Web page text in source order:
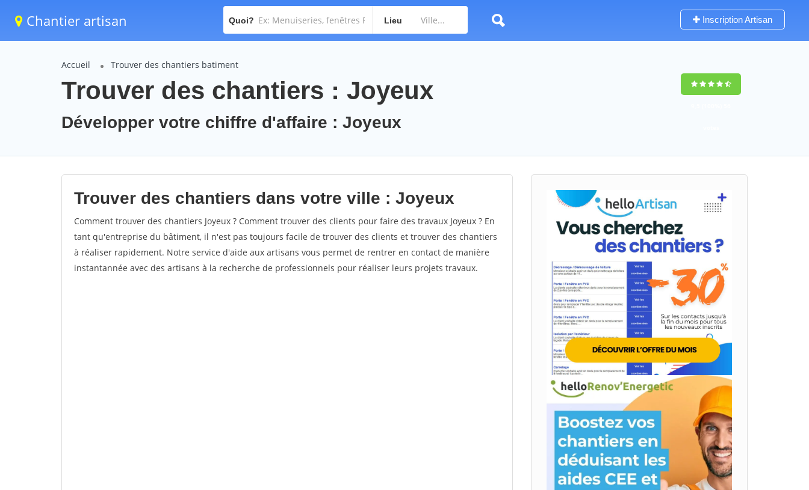
Chantier artisan Quoi? Lieu Inscription Artisan
Accueil Trouver des chantiers batiment
Trouver des chantiers : Joyeux
Développer votre chiffre d'affaire : Joyeux
Trouver des chantiers dans votre ville : Joyeux
Comment trouver des chantiers Joyeux ? Comment trouver des clients pour faire des travaux Joyeux ? En
tant qu'entreprise du bâtiment, il n'est pas toujours facile de trouver des clients et trouver des chantiers
à réaliser rapidement. Notre service d'aide aux artisans vous permet de rentrer en contact de manière
instantannée avec des artisans à la recherche de professionnels pour réaliser leurs projets travaux.